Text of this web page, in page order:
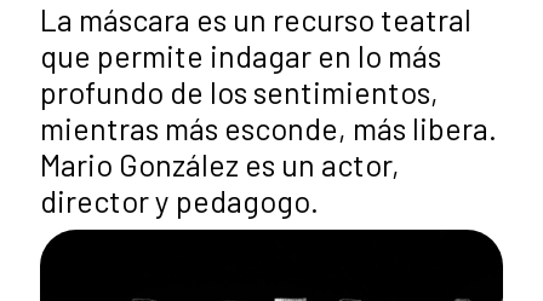
La máscara es un recurso teatral
que permite indagar en lo más
profundo de los sentimientos,
mientras más esconde, más libera.
Mario González es un actor,
director y pedagogo.